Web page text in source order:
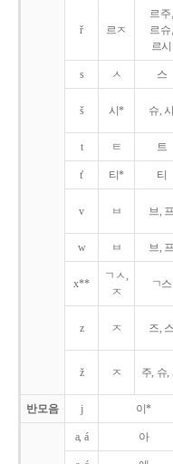
ř 르ㅈ
르주,
르슈,
르시
s ㅅ 스
š 시* 슈, 시
t ㅌ 트
t' 티* 티
v ㅂ 브, 프
w ㅂ 브, 프
x**
ㄱㅅ,
ㅈ
ㄱ스
z ㅈ 즈, 스
ž ㅈ 주, 슈,
반모음 j 이*
a, á 아